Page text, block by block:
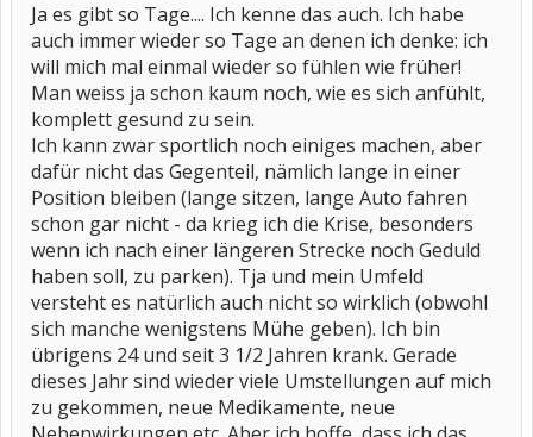
Ja es gibt so Tage.... Ich kenne das auch. Ich habe
auch immer wieder so Tage an denen ich denke: ich
will mich mal einmal wieder so fühlen wie früher!
Man weiss ja schon kaum noch, wie es sich anfühlt,
komplett gesund zu sein.
Ich kann zwar sportlich noch einiges machen, aber
dafür nicht das Gegenteil, nämlich lange in einer
Position bleiben (lange sitzen, lange Auto fahren
schon gar nicht - da krieg ich die Krise, besonders
wenn ich nach einer längeren Strecke noch Geduld
haben soll, zu parken). Tja und mein Umfeld
versteht es natürlich auch nicht so wirklich (obwohl
sich manche wenigstens Mühe geben). Ich bin
übrigens 24 und seit 3 1/2 Jahren krank. Gerade
dieses Jahr sind wieder viele Umstellungen auf mich
zu gekommen, neue Medikamente, neue